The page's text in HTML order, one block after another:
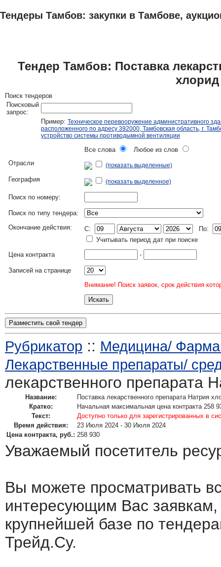
Тендеры Тамбов: закупки в Тамбове,
Тендер Тамбов: Поставка
хлорид
Поиск тендеров
Поисковый
запрос:
Пример: Техническое перевооружение административного
расположенного по адресу 392000, Тамбовская область, г.
устройство системы противодымной вентиляции
Все слова
Любое из слов
Отрасли
(показать выделенные)
География (показать выделенное)
Поиск по номеру:
Поиск по типу тендера:
Окончание действия:
C:
По:
Учитывать период дат при поиске
Цена контракта
-
Записей на странице
Внимание! Поиск заявок, срок действия
Разместить свой тендер
Рубрикатор :: Медицина/
Лекарственные препараты/
лекарственного препарата
Название:
Поставка лекарственного препарата Натрия
Кратко:
Начальная максимальная цена контракта 258
Текст:
Доступно только для зарегистрированных в
Время действия:
23 Июля 2024 - 30 Июля 2024
Цена контракта, руб.: 258 930
Уважаемый посетитель
Вы можете просматривать
интересующим Вас
крупнейшей базе по
Трейд.Су.